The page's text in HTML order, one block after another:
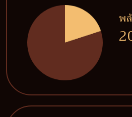
พ